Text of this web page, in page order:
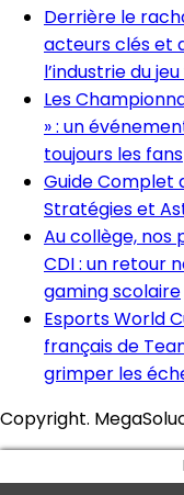
Derrière le
acteurs clés et
l’industrie du
Les
» : un
toujours les fans
Guide Complet
Stratégies et
Au collège, nos
CDI : un retour
gaming scolaire
Esports World
français de
grimper les
Copyright.